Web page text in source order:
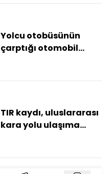
Yolcu otobüsünün
çarptığı otomobil
TIR kaydı, uluslararası
kara yolu ulaşıma